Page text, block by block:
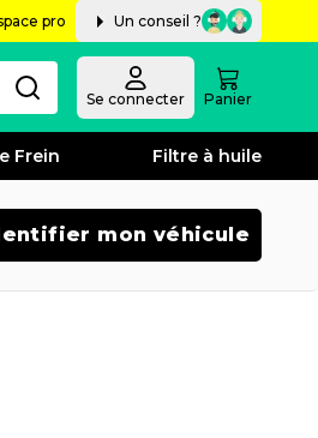
pro Un conseil ?
Se connecter Panier
Frein Filtre à huile
mon véhicule